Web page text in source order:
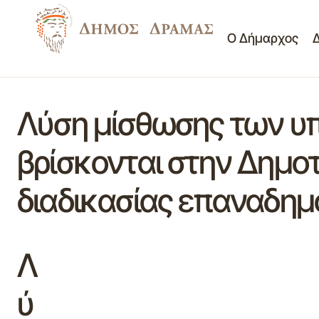
Ο Δήμαρχος
Λύση μίσθωσης των
βρίσκονται στην
διαδικασίας
Λ
ύ